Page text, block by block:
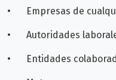
• Empresas de
• Autoridades
• Entidades